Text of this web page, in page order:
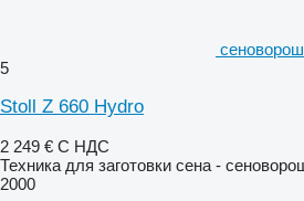
5
Stoll Z 660 Hydro
2 249 € С НДС
Техника для заготовки сена -
2000